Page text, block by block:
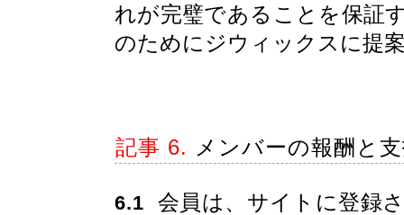
れが完璧であることを保証
のためにジウィックスに提
記事 6. メンバーの報酬と
6.1 会員は、サイトに登録